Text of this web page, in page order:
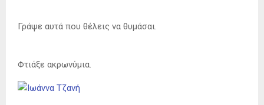
Γράψε αυτά που θέλεις να θυμάσαι.
Φτιάξε ακρωνύμια.